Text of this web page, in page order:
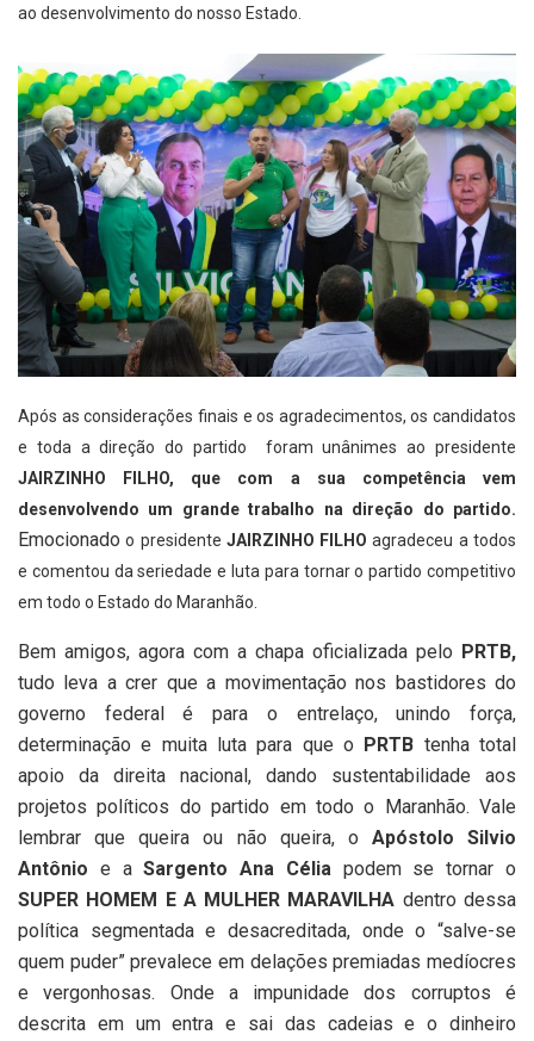
ao desenvolvimento do nosso Estado.
Após as considerações finais e os agradecimentos, os candidatos
e toda a direção do partido foram unânimes ao presidente
JAIRZINHO FILHO, que com a sua competência vem
desenvolvendo um grande trabalho na direção do partido.
Emocionado o presidente JAIRZINHO FILHO agradeceu a todos
e comentou da seriedade e luta para tornar o partido competitivo
em todo o Estado do Maranhão.
Bem amigos, agora com a chapa oficializada pelo PRTB,
tudo leva a crer que a movimentação nos bastidores do
governo federal é para o entrelaço, unindo força,
determinação e muita luta para que o PRTB tenha total
apoio da direita nacional, dando sustentabilidade aos
projetos políticos do partido em todo o Maranhão. Vale
lembrar que queira ou não queira, o Apóstolo Silvio
Antônio e aSargento Ana Célia podem se tornar o
SUPER HOMEM E A MULHER MARAVILHA dentro dessa
política segmentada e desacreditada, onde o “salve-se
quem puder” prevalece em delações premiadas medíocres
e vergonhosas. Onde a impunidade dos corruptos é
descrita em um entra e sai das cadeias e o dinheiro